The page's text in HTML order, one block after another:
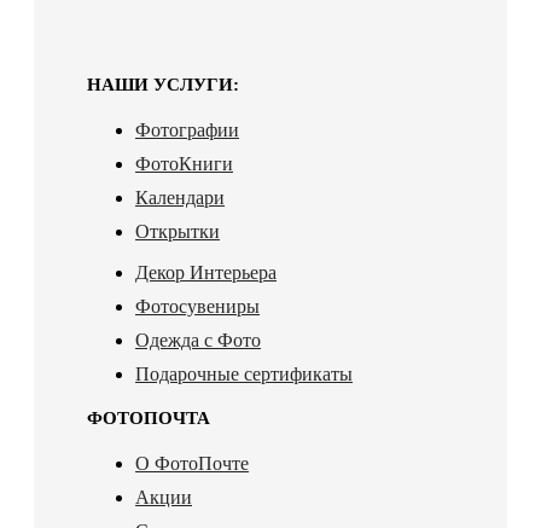
НАШИ УСЛУГИ:
Фотографии
ФотоКниги
Календари
Открытки
Декор Интерьера
Фотосувениры
Одежда с Фото
Подарочные сертификаты
ФОТОПОЧТА
О ФотоПочте
Акции